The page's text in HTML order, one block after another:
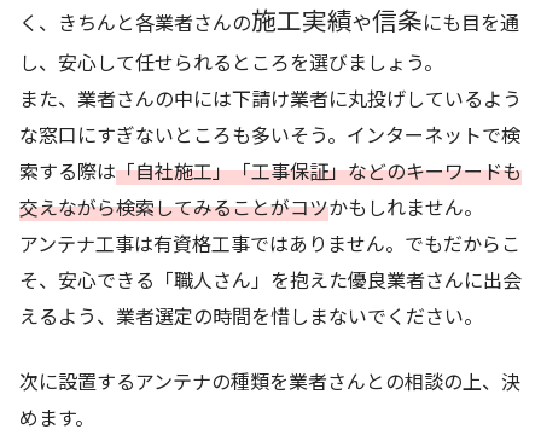
く、きちんと各業者さんの施工実績や信条にも目を通
し、安心して任せられるところを選びましょう。
また、業者さんの中には下請け業者に丸投げしているよう
な窓口にすぎないところも多いそう。インターネットで検
索する際は「自社施工」「工事保証」などのキーワードも
交えながら検索してみることがコツかもしれません。
アンテナ工事は有資格工事ではありません。でもだからこ
そ、安心できる「職人さん」を抱えた優良業者さんに出会
えるよう、業者選定の時間を惜しまないでください。
次に設置するアンテナの種類を業者さんとの相談の上、決
めます。